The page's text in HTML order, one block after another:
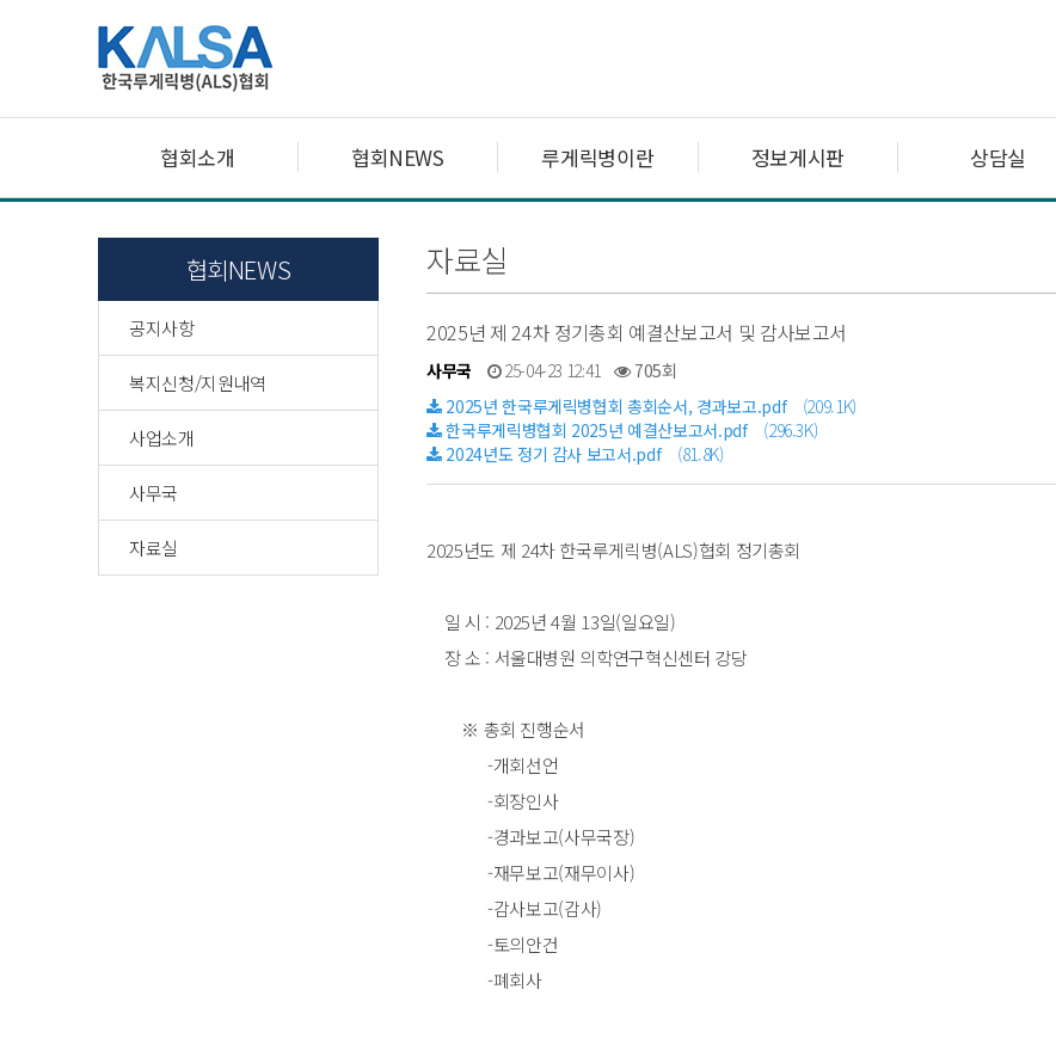
협회소개 협회NEWS 루게릭병이란 정보게시판 상담실
협회NEWS
공지사항
복지신청/지원내역
사업소개
사무국
자료실
자료실
2025년 제 24차 정기총회 예결산보고서 및 감사보고서
사무국 25-04-23 12:41
705회
2025년 한국루게릭병협회 총회순서, 경과보고.pdf
(209.1K)
한국루게릭병협회 2025년 예결산보고서.pdf (296.3K)
2024년도 정기 감사 보고서.pdf (81.8K)
2025년도 제 24차 한국루게릭병(ALS)협회 정기총회
일 시 : 2025년 4월 13일(일요일)
장 소 : 서울대병원 의학연구혁신센터 강당
※ 총회 진행순서
-개회선언
-회장인사
-경과보고(사무국장)
-재무보고(재무이사)
-감사보고(감사)
-토의안건
-폐회사